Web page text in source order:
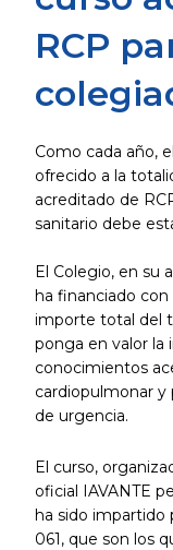
RCP
Como cada año,
ofrecido a la
acreditado de
sanitario debe
El Colegio, en su
ha financiado
importe total del
ponga en valor la
conocimientos
cardiopulmonar y
de urgencia.
El curso,
oficial IAVANTE
ha sido impartido
061, que son los